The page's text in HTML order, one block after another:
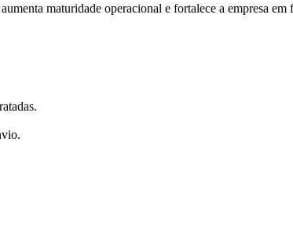
maturidade operacional e fortalece a empresa em